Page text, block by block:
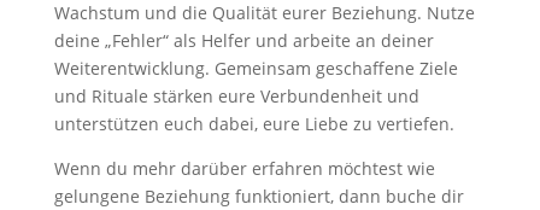
Wachstum und die Qualität eurer Beziehung. Nutze
deine „Fehler“ als Helfer und arbeite an deiner
Weiterentwicklung. Gemeinsam geschaffene Ziele
und Rituale stärken eure Verbundenheit und
unterstützen euch dabei, eure Liebe zu vertiefen.
Wenn du mehr darüber erfahren möchtest wie
gelungene Beziehung funktioniert, dann buche dir